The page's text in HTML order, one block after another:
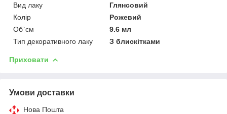
Вид лаку
Глянсовий
Колір
Рожевий
Об`єм
9.6 мл
Тип декоративного лаку
З блискітками
Приховати
Умови доставки
Нова Пошта